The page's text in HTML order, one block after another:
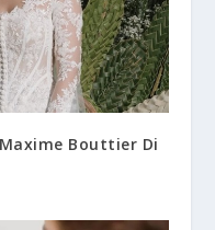
Bouttier Di